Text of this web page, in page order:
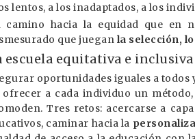
lentos, a los inadaptados, a los
camino hacia la equidad que en
que juegan la selección,
escuela equitativa e inclusiva
oportunidades iguales a
ofrecer a cada individuo un
Tres retos: acercarse a
caminar hacia la